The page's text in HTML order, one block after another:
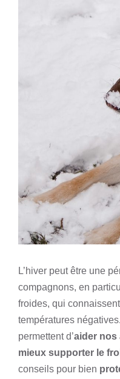
L’hiver peut être une
compagnons, en
froides, qui
températures
permettent d’aider nos
mieux supporter le
conseils pour bien